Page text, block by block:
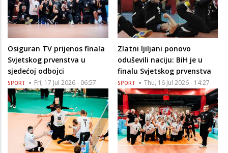
Osiguran TV prijenos finala
Svjetskog prvenstva u
sjedećoj odbojci
SPORT Fri, 17 Jul 2026 - 06:57
Zlatni ljiljani ponovo
oduševili naciju: BiH je u
finalu Svjetskog prvenstva
SPORT Thu, 16 Jul 2026 - 14:27